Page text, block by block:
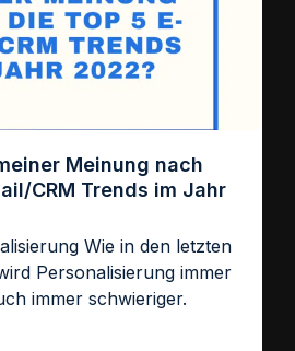
Meinung nach
CRM Trends im Jahr
Wie in den letzten
Personalisierung immer
immer schwieriger.